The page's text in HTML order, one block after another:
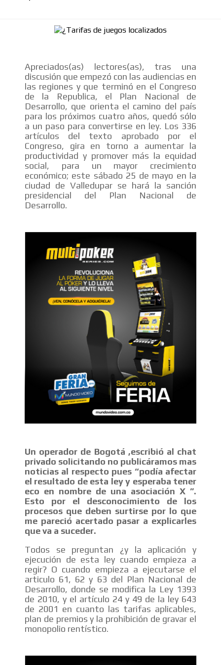
INTERNACIONALES
CONTACTAR
CONTACTAR
FACEBOOK
TWITTER
INSTAGRAM
ADVERTISEMENT
Apreciados(as) lectores(as), tras una
discusión que empezó con las audiencias en
las regiones y que terminó en el Congreso
de la Republica, el Plan Nacional de
Desarrollo, que orienta el camino del país
para los próximos cuatro años, quedó sólo
a un paso para convertirse en ley. Los 336
artículos del texto aprobado por el
Congreso, gira en torno a aumentar la
productividad y promover más la equidad
social, para un mayor crecimiento
económico; este sábado 25 de mayo en la
ciudad de Valledupar se hará la sanción
presidencial del Plan Nacional de
Desarrollo.
Un operador de Bogotá ,escribió al chat
privado solicitando no publicáramos mas
noticias al respecto pues “podía afectar
el resultado de esta ley y esperaba tener
eco en nombre de una asociación X ”.
Esto por el desconocimiento de los
procesos que deben surtirse por lo que
me pareció acertado pasar a explicarles
que va a suceder.
Todos se preguntan ¿y la aplicación y
ejecución de esta ley cuando empieza a
regir? O cuando empieza a ejecutarse el
articulo 61, 62 y 63 del Plan Nacional de
Desarrollo, donde se modifica la Ley 1393
de 2010, y el artículo 24 y 49 de la ley 643
de 2001 en cuanto las tarifas aplicables,
plan de premios y la prohibición de gravar el
monopolio rentístico.